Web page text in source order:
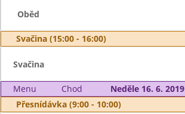
Oběd
Svačina (15:00 - 16:00)
Svačina
Menu Chod
Neděle 16. 6. 2019
Přesnídávka (9:00 - 10:00)